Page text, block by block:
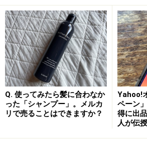
＜INDEX＞
買取サービスおすすめ5選
1．Amazon買取
2．Vaboo
3． ブックオフの宅本便
4． BUY王（バイキング）
5．買取アローズ
フリマアプリ・ネットオークシ
Q. 使ってみたら髪に合わなか
った「シャンプー」。メルカ
リで売ることはできますか？
Yahoo!
ペーン
得に出
人が伝授